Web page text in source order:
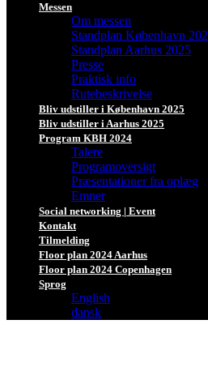
Messen
Om messen
Standplan København
Standplan Aarhus 2025
Presse
Praktisk info
Rutebeskrivelse
Bliv udstiller i København 2025
Bliv udstiller i Aarhus 2025
Program KBH 2024
Talere
Programoversigt
Præsentationer fra oplæg
Emner
Social networking | Event
Kontakt
Tilmelding
Floor plan 2024 Aarhus
Floor plan 2024 Copenhagen
Sprog
English
dansk